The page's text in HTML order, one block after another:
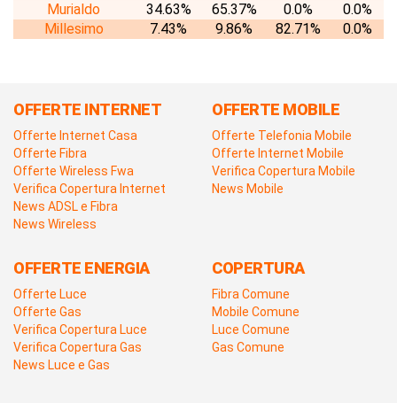
Murialdo
34.63% 65.37% 0.0%
0.0%
Millesimo
7.43% 9.86% 82.71% 0.0%
OFFERTE INTERNET
Offerte Internet Casa
Offerte Fibra
Offerte Wireless Fwa
Verifica Copertura Internet
News ADSL e Fibra
News Wireless
OFFERTE MOBILE
Offerte Telefonia Mobile
Offerte Internet Mobile
Verifica Copertura Mobile
News Mobile
OFFERTE ENERGIA
Offerte Luce
Offerte Gas
Verifica Copertura Luce
Verifica Copertura Gas
News Luce e Gas
COPERTURA
Fibra Comune
Mobile Comune
Luce Comune
Gas Comune